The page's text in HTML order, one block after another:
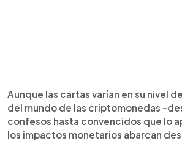
Aunque las cartas varían en su nivel
del mundo de las criptomonedas -
confesos hasta convencidos que lo
los impactos monetarios abarcan